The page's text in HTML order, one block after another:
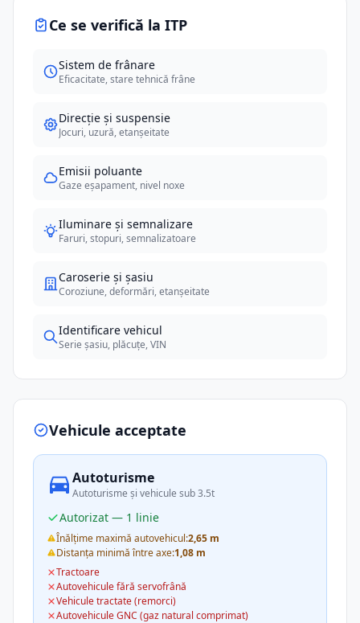
Ce se verifică la ITP
Sistem de frânare
Eficacitate, stare tehnică frâne
Direcție și suspensie
Jocuri, uzură, etanșeitate
Emisii poluante
Gaze eșapament, nivel noxe
Iluminare și semnalizare
Faruri, stopuri, semnalizatoare
Caroserie și șasiu
Coroziune, deformări, etanșeitate
Identificare vehicul
Serie șasiu, plăcuțe, VIN
Vehicule acceptate
Autoturisme
Autoturisme și vehicule sub 3.5t
Autorizat — 1 linie
Înălțime maximă autovehicul:2,65 m
Distanța minimă între axe:1,08 m
Tractoare
Autovehicule fără servofrână
Vehicule tractate (remorci)
Autovehicule GNC (gaz natural comprimat)